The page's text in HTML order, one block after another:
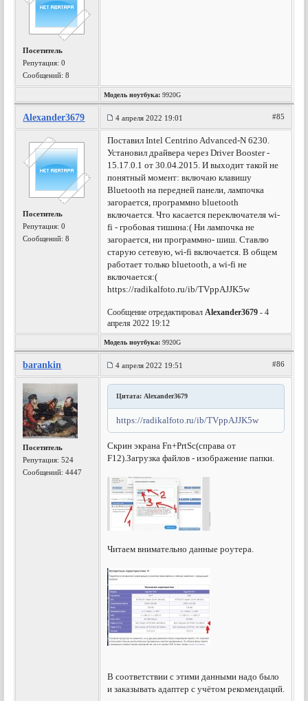
Посетитель
Репутация:0
Сообщений: 8
Модель ноутбука: 9920G
Alexander3679 4 апреля 2022 19:01 #85
Посетитель
Репутация:0
Сообщений: 8
Поставил Intel Centrino Advanced-N 6230.
Установил драйвера через Driver Booster -
15.17.0.1 от 30.04.2015. И выходит такой не
понятный момент: включаю клавишу
Bluetooth на передней панели, лампочка
загорается, программно bluetooth
включается. Что касается переключателя wi-
fi - гробовая тишина:( Ни лампочка не
загорается, ни программно- шиш. Ставлю
старую сетевую, wi-fi включается. В общем
работает только bluetooth, а wi-fi не
включается:(
https://radikalfoto.ru/ib/TVppAJJK5w
Сообщение отредактировалAlexander3679 - 4
апреля 2022 19:12
Модель ноутбука: 9920G
barankin 4 апреля 2022 19:51 #86
Посетитель
Репутация:524
Сообщений: 4447
Цитата: Alexander3679
https://radikalfoto.ru/ib/TVppAJJK5w
Скрин экрана Fn+PrtSc(справа от
F12).Загрузка файлов - изображение папки.
Читаем внимательно данные роутера.
В соответствии с этими данными надо было
и заказывать адаптер с учётом рекомендаций.